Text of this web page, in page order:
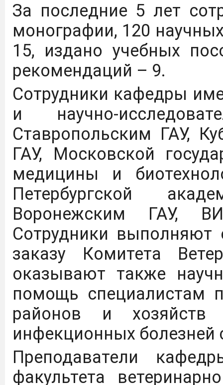
За последние 5 лет
монографии, 120
15, издано учебных
рекомендаций – 9.
Сотрудники кафедры
и научно-
Ставропольским ГАУ,
ГАУ, Московской
медицины и
Петербургской
Воронежским ГАУ,
Сотрудники выполняют
заказу Комитета
оказывают также
помощь специалистам
районов и хозяйств
инфекционных болезней
Преподаватели
факультета